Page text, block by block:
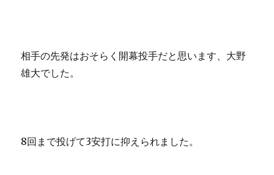
相手の先発はおそらく開幕投手だと思います、大野
雄大でした。
8回まで投げて3安打に抑えられました。